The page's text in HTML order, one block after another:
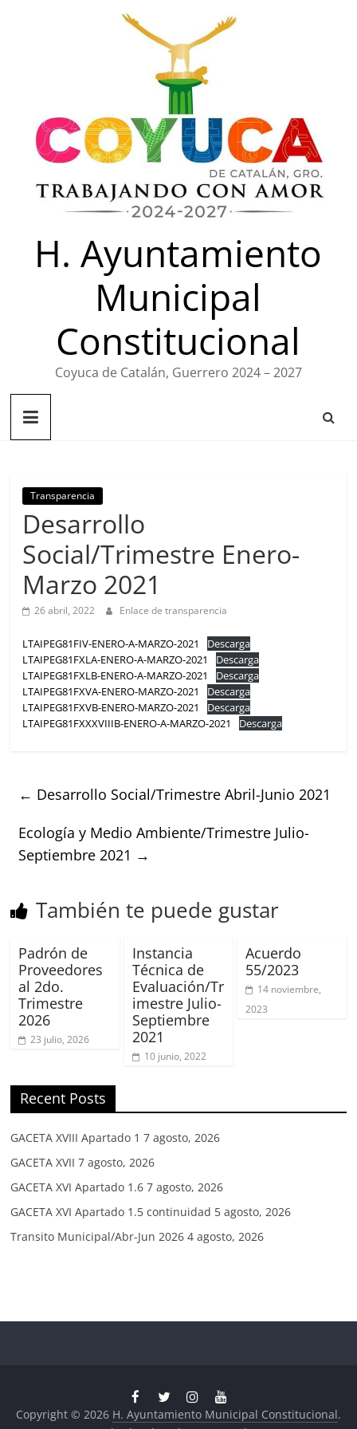
H. Ayuntamiento
Municipal
Constitucional
Coyuca de Catalán, Guerrero 2024 – 2027
Transparencia
Desarrollo
Social/Trimestre Enero-
Marzo 2021
26 abril, 2022 Enlace de transparencia
LTAIPEG81FIV-ENERO-A-MARZO-2021
Descarga
LTAIPEG81FXLA-ENERO-A-MARZO-2021
Descarga
LTAIPEG81FXLB-ENERO-A-MARZO-2021
Descarga
LTAIPEG81FXVA-ENERO-MARZO-2021
Descarga
LTAIPEG81FXVB-ENERO-MARZO-2021
Descarga
LTAIPEG81FXXXVIIIB-ENERO-A-MARZO-2021
Descarga
← Desarrollo Social/Trimestre Abril-Junio 2021
Ecología y Medio Ambiente/Trimestre Julio-
Septiembre 2021 →
También te puede gustar
Padrón de
Proveedores
al 2do.
Trimestre
2026
23 julio, 2026
Instancia
Técnica de
Evaluación/Tr
imestre Julio-
Septiembre
2021
10 junio, 2022
Acuerdo
55/2023
14 noviembre,
2023
Recent Posts
GACETA XVIII Apartado 1 7 agosto, 2026
GACETA XVII 7 agosto, 2026
GACETA XVI Apartado 1.6 7 agosto, 2026
GACETA XVI Apartado 1.5 continuidad 5 agosto, 2026
Transito Municipal/Abr-Jun 2026 4 agosto, 2026
Copyright © 2026 H. Ayuntamiento Municipal Constitucional.